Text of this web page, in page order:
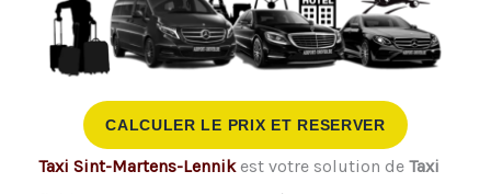
CALCULER LE PRIX ET RESERVER
Taxi Sint-Martens-Lennikest votre solution de Taxi